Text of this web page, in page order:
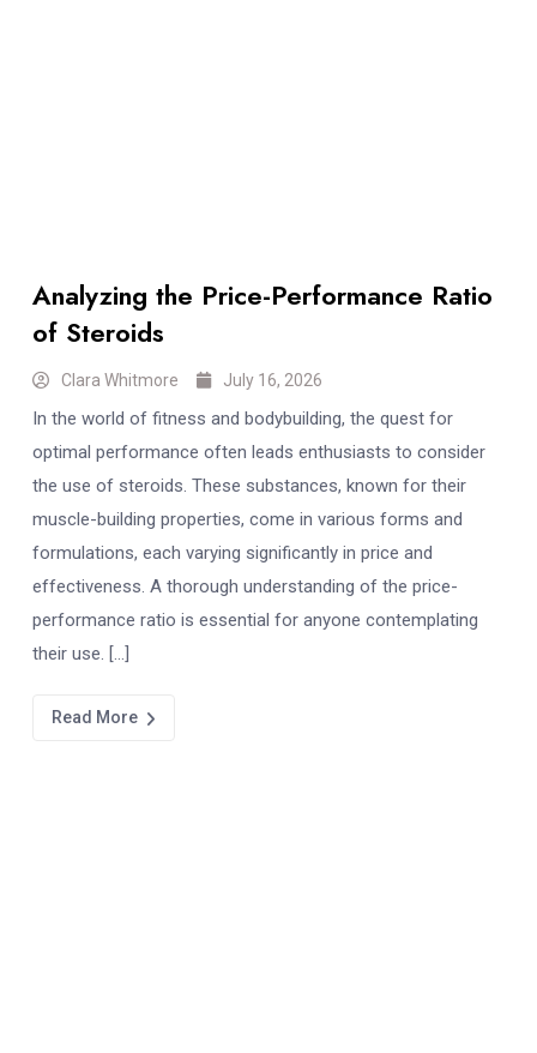
Analyzing the Price-Performance Ratio
of Steroids
Clara Whitmore July 16, 2026
In the world of fitness and bodybuilding, the quest for
optimal performance often leads enthusiasts to consider
the use of steroids. These substances, known for their
muscle-building properties, come in various forms and
formulations, each varying significantly in price and
effectiveness. A thorough understanding of the price-
performance ratio is essential for anyone contemplating
their use. […]
Read More